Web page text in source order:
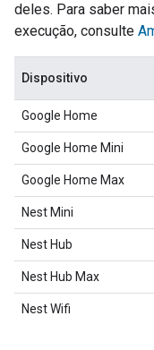
deles. Para saber
execução, consulte
Dispositivo
Google Home
Google Home Mini
Google Home Max
Nest Mini
Nest Hub
Nest Hub Max
Nest Wifi